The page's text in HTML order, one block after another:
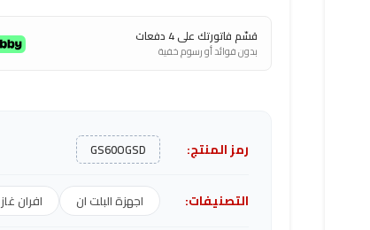
قسّم فاتورتك على 4 دفعات
بدون فوائد أو رسوم خفية
رمز المنتج: GS60OGSD
التصنيفات: اجهزة البلت ان افران غاز